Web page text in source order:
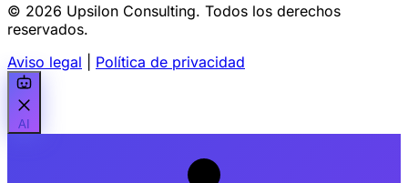
© 2026 Upsilon Consulting. Todos los derechos
reservados.
Aviso legal
Política de privacidad
AI